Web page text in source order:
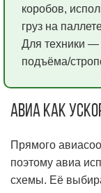
коробов,
груз на
Для техники —
подъёма/
Авиа как
Прямого
поэтому авиа
схемы. Её